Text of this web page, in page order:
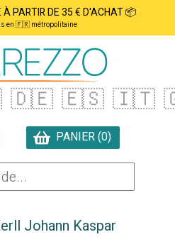
PARTIR DE 35 € D'ACHAT 📦
en 🇫🇷 métropolitaine
🇩🇪 🇪🇸 🇮🇹
PANIER (0)
Johann Kaspar